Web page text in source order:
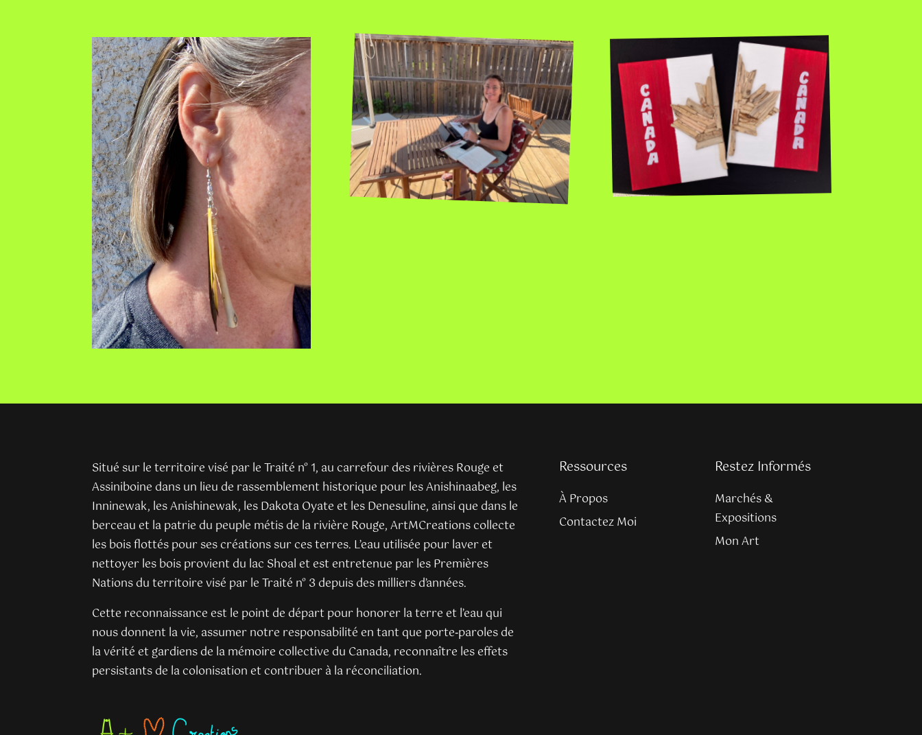
Situé sur le territoire visé par le Traité n° 1, au carrefour des rivières Rouge et
Assiniboine dans un lieu de rassemblement historique pour les Anishinaabeg, les
Inninewak, les Anishinewak, les Dakota Oyate et les Denesuline, ainsi que dans le
berceau et la patrie du peuple métis de la rivière Rouge, ArtMCreations collecte
les bois flottés pour ses créations sur ces terres. L’eau utilisée pour laver et
nettoyer les bois provient du lac Shoal et est entretenue par les Premières
Nations du territoire visé par le Traité n° 3 depuis des milliers d’années.
Cette reconnaissance est le point de départ pour honorer la terre et l’eau qui
nous donnent la vie, assumer notre responsabilité en tant que porte‐paroles de
la vérité et gardiens de la mémoire collective du Canada, reconnaître les effets
persistants de la colonisation et contribuer à la réconciliation.
Ressources
À Propos
Contactez Moi
Restez Informés
Marchés &
Expositions
Mon Art